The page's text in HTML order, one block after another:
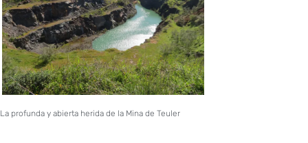
La profunda y abierta herida de la Mina de Teuler